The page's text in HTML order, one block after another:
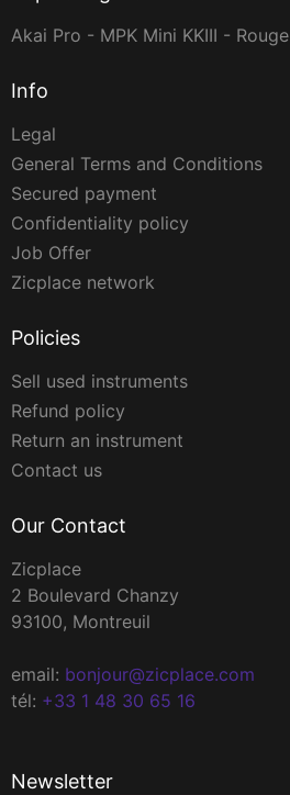
Akai Pro - MPK Mini KKIII - Rouge
Info
Legal
General Terms and Conditions
Secured payment
Confidentiality policy
Job Offer
Zicplace network
Policies
Sell used instruments
Refund policy
Return an instrument
Contact us
Our Contact
Zicplace
2 Boulevard Chanzy
93100, Montreuil
email: bonjour@zicplace.com
tél: +33 1 48 30 65 16
Newsletter